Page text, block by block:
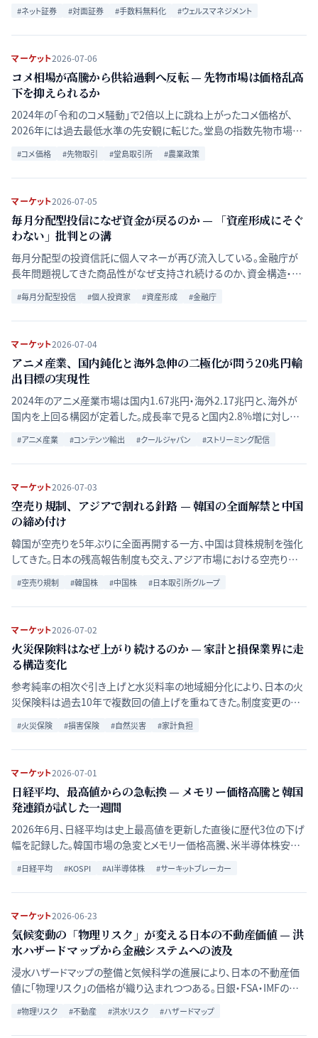
#ネット証券 #対面証券 #手数料無料化 #ウェルスマネジメント
マーケット2026-07-06
コメ相場が高騰から供給過剰へ反転 — 先物市場は価格乱高
下を抑えられるか
2024年の「令和のコメ騒動」で2倍以上に跳ね上がったコメ価格が、
2026年には過去最低水準の先安観に転じた。堂島の指数先物市場と
現物流通の構造を比較し、価格乱高下を抑える仕組みが機能している
かを検証する。
#コメ価格 #先物取引 #堂島取引所 #農業政策
マーケット2026-07-05
毎月分配型投信になぜ資金が戻るのか — 「資産形成にそぐ
わない」批判との溝
毎月分配型の投資信託に個人マネーが再び流入している。金融庁が
長年問題視してきた商品性がなぜ支持され続けるのか、資金構造・リ
スク・今後の見通しをQ&A形式で整理する。
#毎月分配型投信 #個人投資家 #資産形成 #金融庁
マーケット2026-07-04
アニメ産業、国内鈍化と海外急伸の二極化が問う20兆円輸
出目標の実現性
2024年のアニメ産業市場は国内1.67兆円・海外2.17兆円と、海外が
国内を上回る構図が定着した。成長率で見ると国内2.8%増に対し海
出目標の現実性を比較検証する。
#アニメ産業 #コンテンツ輸出 #クールジャパン #ストリーミング配信
マーケット2026-07-03
空売り規制、アジアで割れる針路 — 韓国の全面解禁と中国
の締め付け
韓国が空売りを5年ぶりに全面再開する一方、中国は貸株規制を強化
してきた。日本の残高報告制度も交え、アジア市場における空売り規
制の分岐と、その市場構造への含意を比較する。
#空売り規制 #韓国株 #中国株 #日本取引所グループ
マーケット2026-07-02
火災保険料はなぜ上がり続けるのか — 家計と損保業界に走
る構造変化
参考純率の相次ぐ引き上げと水災料率の地域細分化により、日本の火
災保険料は過去10年で複数回の値上げを重ねてきた。制度変更の構
#火災保険 #損害保険 #自然災害 #家計負担
マーケット2026-07-01
日経平均、最高値からの急転換 — メモリー価格高騰と韓国
発連鎖が試した一週間
2026年6月、日経平均は史上最高値を更新した直後に歴代3位の下げ
幅を記録した。韓国市場の急変とメモリー価格高騰、米半導体株安が
連鎖した一週間の構造を時系列で丁寧に整理する。
#日経平均 #KOSPI #AI半導体株 #サーキットブレーカー
マーケット2026-06-23
気候変動の「物理リスク」が変える日本の不動産価値 — 洪
水ハザードマップから金融システムへの波及
浸水ハザードマップの整備と気候科学の進展により、日本の不動産価
値に「物理リスク」の価格が織り込まれつつある。日銀・FSA・IMFの分
REITそれぞれに現れる影響を地域・資産クラス別に整理する。
#物理リスク #不動産 #洪水リスク #ハザードマップ